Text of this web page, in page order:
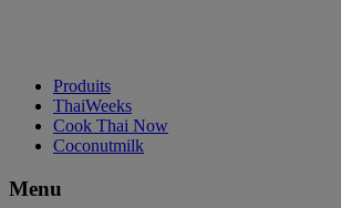
Produits
ThaiWeeks
Cook Thai Now
Coconutmilk
Menu